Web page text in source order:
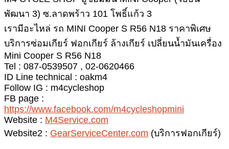
พัฒนา 3) ซ.ลาดพร้าว 101 โพธิ์แก้ว 3
เรามีอะไหล่ รถ MINI Cooper S R56 N18 ราคาพิเศษ
บริการซ่อมเกียร์ ฟอกเกียร์ ล้างเกียร์ เปลี่ยนน้ำมันเครื่อง
Mini Cooper S R56 N18
Tel : 087-0539507 , 02-0620466
ID Line technical : oakm4
Follow IG : m4cycleshop
FB page :
https://www.facebook.com/m4cycleshopmini
Website : M4Service.com
Website2 : GearServiceCenter.com (บริการฟอกเกียร์)